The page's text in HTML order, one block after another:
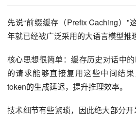
先说“前缀缓存（Prefix Caching）”
年就已经被广泛采用的大语言模型推
核心思想很简单：缓存历史对话中
的请求能够直接复用这些中间结
token的生成延迟，提升推理效率。
技术细节有些繁琐，因此绝大部分